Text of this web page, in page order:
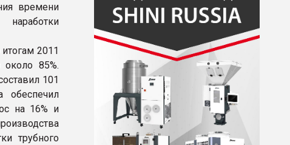
времени
2011
85%.
101
обеспечил
на 16% и
трубного